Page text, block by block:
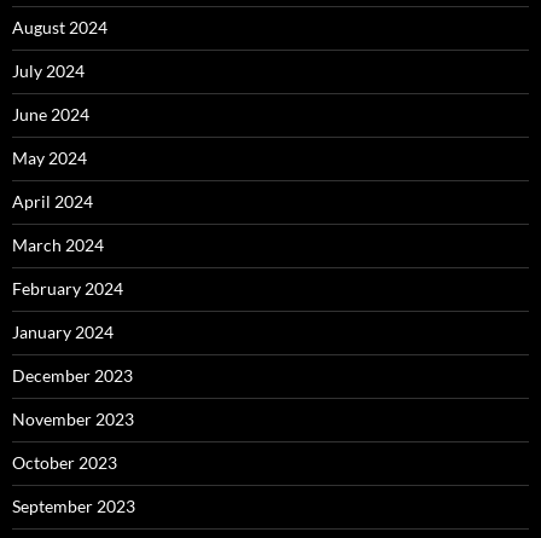
August 2024
July 2024
June 2024
May 2024
April 2024
March 2024
February 2024
January 2024
December 2023
November 2023
October 2023
September 2023